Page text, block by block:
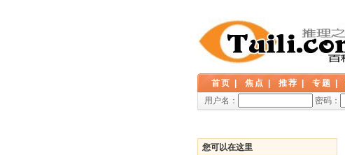
首页 焦点 推荐 专题
用户名：
密码：
您可以在这里